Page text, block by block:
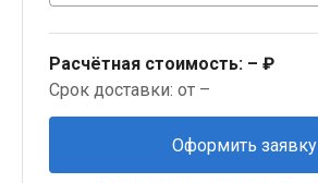
Расчётная стоимость: – ₽
Срок доставки: от –
Оформить заявку